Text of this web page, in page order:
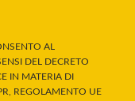
AL
DEL DECRETO
IN MATERIA DI
REGOLAMENTO UE